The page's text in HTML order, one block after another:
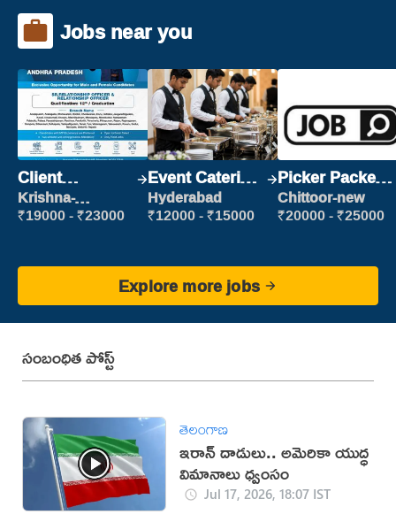
Jobs near you
Client
Relationship
Executive
Krishna-
vijayawada
₹19000 - ₹23000
Event Catering
Staff
Hyderabad
₹12000 - ₹15000
Picker Packer
(Picking &
Packing)
Chittoor-new
₹20000 - ₹25000
Explore more jobs
సంబంధిత పోస్ట్
తెలంగాణ
ఇరాన్‌ దాడులు.. అమెరికా యుద్ధ
విమానాలు ధ్వంసం
Jul 17, 2026, 18:07 IST